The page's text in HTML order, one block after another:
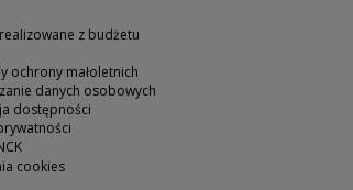
z budżetu
ochrony małoletnich
danych osobowych
dostępności
cookies